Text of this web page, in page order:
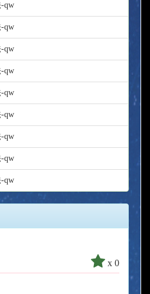
qw
qw
qw
qw
qw
qw
qw
qw
qw
x 0